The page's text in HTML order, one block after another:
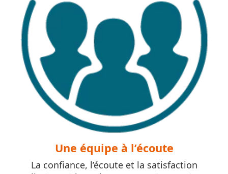
Une équipe à l’écoute
La confiance, l’écoute et la satisfaction